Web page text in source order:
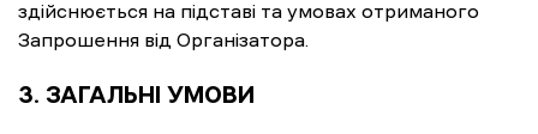
здійснюється на підставі та умовах отриманого
Запрошення від Організатора.
3. ЗАГАЛЬНІ УМОВИ